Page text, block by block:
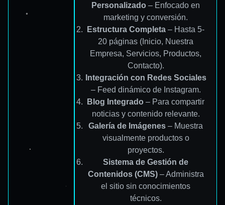
Personalizado – Enfocado en
marketing y conversión.
Estructura Completa – Hasta 5-
20 páginas (Inicio, Nuestra
Empresa, Servicios, Productos,
Contacto).
Integración con Redes Sociales
– Feed dinámico de Instagram.
Blog Integrado – Para compartir
noticias y contenido relevante.
Galería de Imágenes – Muestra
visualmente productos o
proyectos.
Sistema de Gestión de
Contenidos (CMS)– Administra
el sitio sin conocimientos
técnicos.